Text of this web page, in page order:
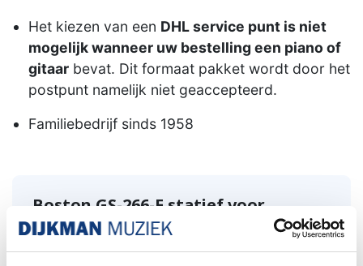
Het kiezen van een DHL service punt is niet
mogelijk wanneer uw bestelling een piano of
gitaar bevat. Dit formaat pakket wordt door het
postpunt namelijk niet geaccepteerd.
Familiebedrijf sinds 1958
Boston GS-266-E statief voor
elektrische gitaar
semi-opvouwbaar statief voor elektrische